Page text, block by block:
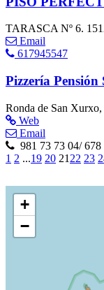
TARASCA Nº 6.
Email
617945547
Pizzería
Ronda de San
Web
Email
981 73 73 04/ 678
1 2 ...19 20 21 22 23
+
−